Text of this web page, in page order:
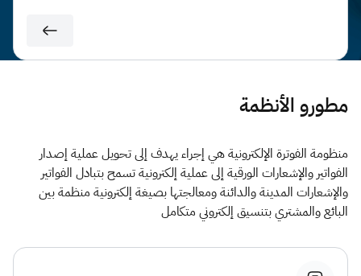
مطورو الأنظمة
منظومة الفوترة الإلكترونية هي إجراء يهدف إلى تحويل عملية إصدار
الفواتير والإشعارات الورقية إلى عملية إلكترونية تسمح بتبادل الفواتير
والإشعارات المدينة والدائنة ومعالجتها بصيغة إلكترونية​​ منظمة بين
البائع والمشتري بتنسيق إلكتروني متكامل